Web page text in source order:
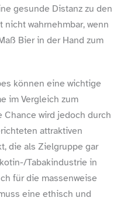
gesunde Distanz zu den
wahrnehmbar, wenn
Bier in der Hand zum
können eine wichtige
im Vergleich zum
Chance wird jedoch durch
attraktiven
die als Zielgruppe gar
​/​Tabakindustrie in
für die massenweise
eine ethisch und